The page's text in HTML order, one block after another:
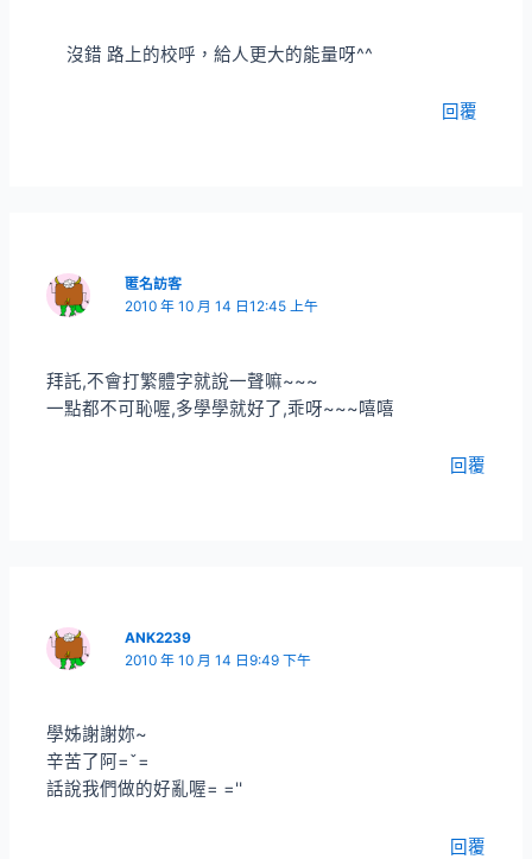
沒錯 路上的校呼，給人更大的能量呀^^
回覆
匿名訪客
2010 年 10 月 14 日12:45 上午
拜託,不會打繁體字就說一聲嘛~~~
一點都不可恥喔,多學學就好了,乖呀~~~嘻嘻
回覆
ANK2239
2010 年 10 月 14 日9:49 下午
學姊謝謝妳~
辛苦了阿=ˇ=
話說我們做的好亂喔= =''
回覆